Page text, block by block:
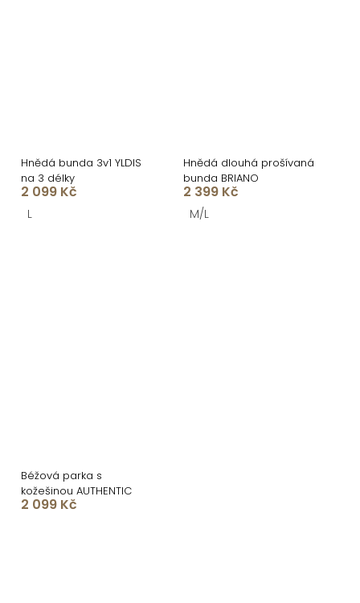
Hnědá bunda 3v1 YLDIS
na 3 délky
2 099 Kč
L
Hnědá dlouhá prošívaná
bunda BRIANO
2 399 Kč
M/L
Béžová parka s
kožešinou AUTHENTIC
2 099 Kč